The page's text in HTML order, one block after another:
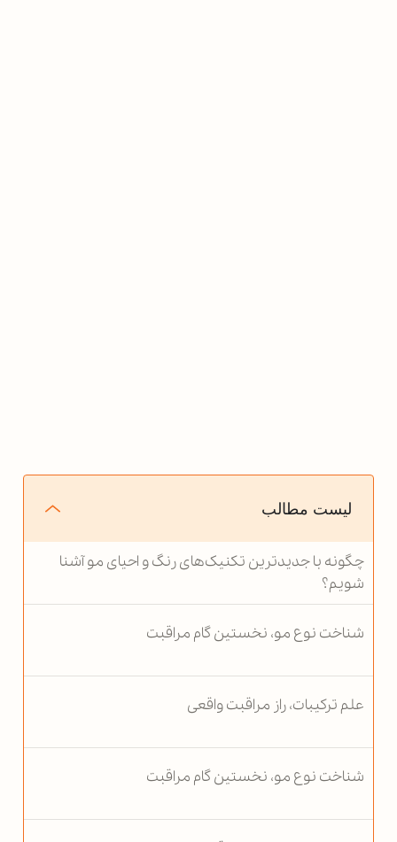
لیست مطالب
چگونه با جدیدترین تکنیک‌های رنگ و احیای مو آشنا
شویم؟
شناخت نوع مو، نخستین گام مراقبت
علم ترکیبات، راز مراقبت واقعی
شناخت نوع مو، نخستین گام مراقبت